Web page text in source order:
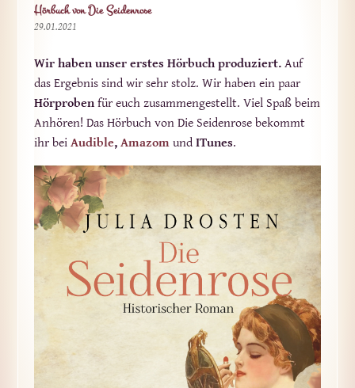
Hörbuch von Die Seidenrose
29.01.2021
Wir haben unser erstes Hörbuch produziert. Auf
das Ergebnis sind wir sehr stolz. Wir haben ein paar
Hörproben für euch zusammengestellt. Viel Spaß beim
Anhören! Das Hörbuch von Die Seidenrose bekommt
ihr beiAudible,Amazom undITunes.